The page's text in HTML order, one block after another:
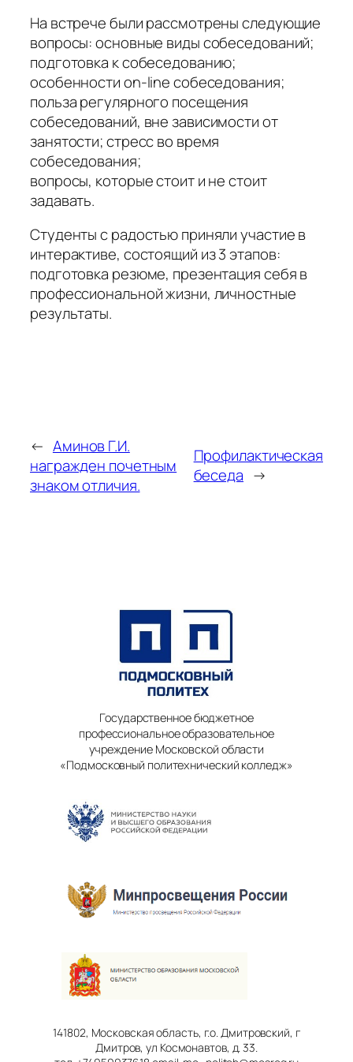
На встрече были рассмотрены следующие
вопросы: основные виды собеседований;
подготовка к собеседованию;
особенности on-line собеседования;
польза регулярного посещения
собеседований, вне зависимости от
занятости; стресс во время
собеседования;
вопросы, которые стоит и не стоит
задавать.
Студенты с радостью приняли участие в
интерактиве, состоящий из 3 этапов:
подготовка резюме, презентация себя в
профессиональной жизни, личностные
результаты.
← Аминов Г.И.
награжден почетным
знаком отличия.
Профилактическая
беседа →
Государственное бюджетное
профессиональное образовательное
учреждение Московской области
«Подмосковный политехнический колледж»
141802, Московская область, г.о. Дмитровский, г
Дмитров, ул Космонавтов, д. 33.